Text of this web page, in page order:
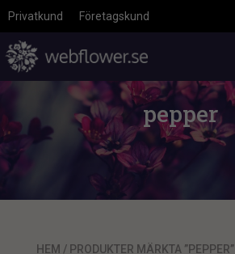
Privatkund Företagskund
pepper
HEM / PRODUKTER MÄRKTA ”PEPPER”